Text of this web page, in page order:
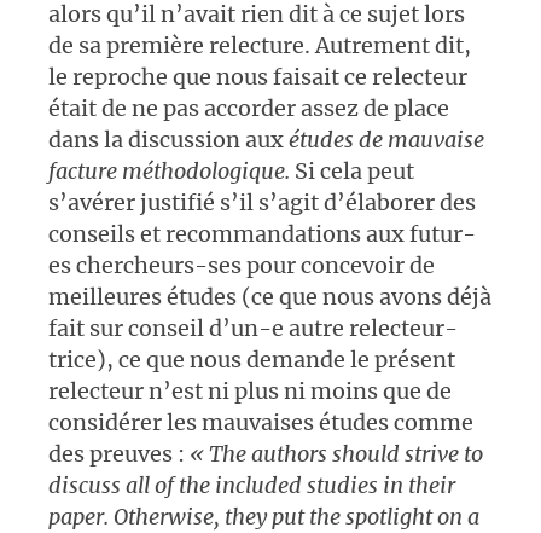
alors qu’il n’avait rien dit à ce sujet lors
de sa première relecture. Autrement dit,
le reproche que nous faisait ce relecteur
était de ne pas accorder assez de place
dans la discussion auxétudes de mauvaise
facture méthodologique. Si cela peut
s’avérer justifié s’il s’agit d’élaborer des
conseils et recommandations aux futur-
es chercheurs-ses pour concevoir de
meilleures études (ce que nous avons déjà
fait sur conseil d’un-e autre relecteur-
trice), ce que nous demande le présent
relecteur n’est ni plus ni moins que de
considérer les mauvaises études comme
des preuves : «The authors should strive to
discuss all of the included studies in their
paper. Otherwise, they put the spotlight on a